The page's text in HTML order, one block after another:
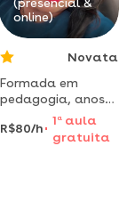
online)
Novata
Formada em
pedagogia, anos
iniciais e ensino
fundamental,
forneço aulas de
R$80/h
1 aaula
gratuita